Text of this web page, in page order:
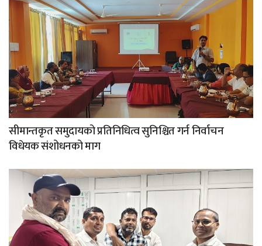
सीमान्तकृत समुदायको प्रतिनिधित्व सुनिश्चित गर्न निर्वाचन
विधेयक संशोधनको माग